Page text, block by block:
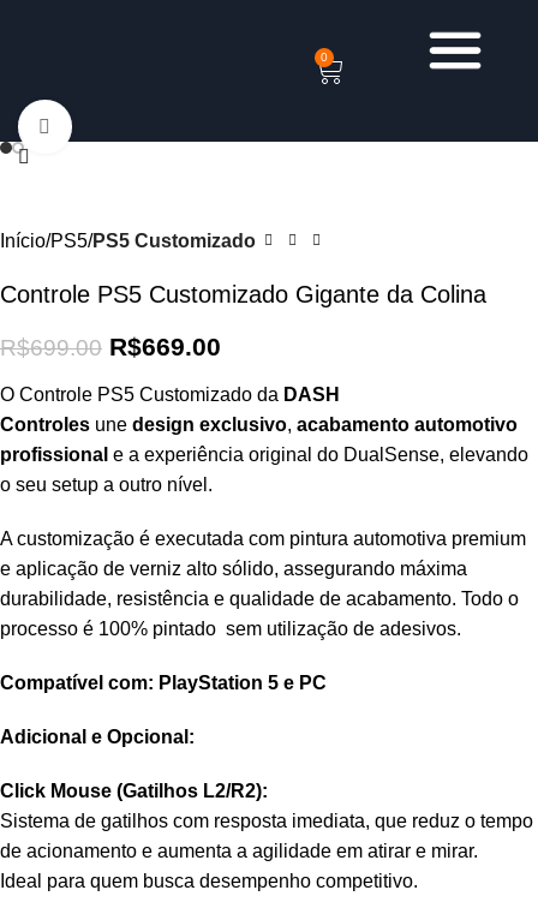
0
-4%
Clique para ampliar
Início PS5 PS5 Customizado
Controle PS5 Customizado Gigante da Colina
R$699.00 R$669.00
O Controle PS5 Customizado da DASH
Controles une design exclusivo, acabamento automotivo
profissional e a experiência original do DualSense, elevando
o seu setup a outro nível.
A customização é executada com pintura automotiva premium
e aplicação de verniz alto sólido, assegurando máxima
durabilidade, resistência e qualidade de acabamento. Todo o
processo é 100% pintado sem utilização de adesivos.
Compatível com: PlayStation 5 e PC
Adicional e Opcional:
Click Mouse (Gatilhos L2/R2):
Sistema de gatilhos com resposta imediata, que reduz o tempo
de acionamento e aumenta a agilidade em atirar e mirar.
Ideal para quem busca desempenho competitivo.